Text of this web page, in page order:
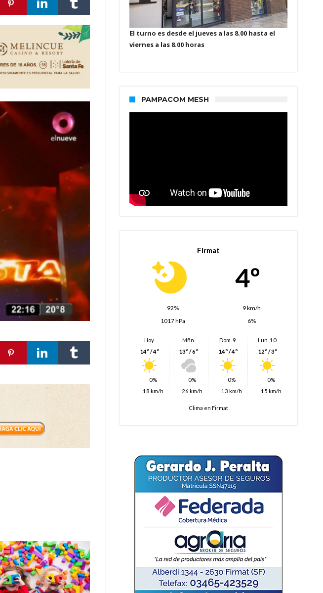
El turno es desde el jueves a las 8.00 hasta el
viernes a las 8.00 horas
PAMPACOM MESH
Firmat
4º
92%
9 km/h
1017 hPa
6%
Hoy
14º / 4º
0%
18 km/h
Mñn.
13º / 6º
0%
26 km/h
Dom. 9
14º / 4º
0%
13 km/h
Lun. 10
12º / 3º
0%
15 km/h
Clima en Firmat